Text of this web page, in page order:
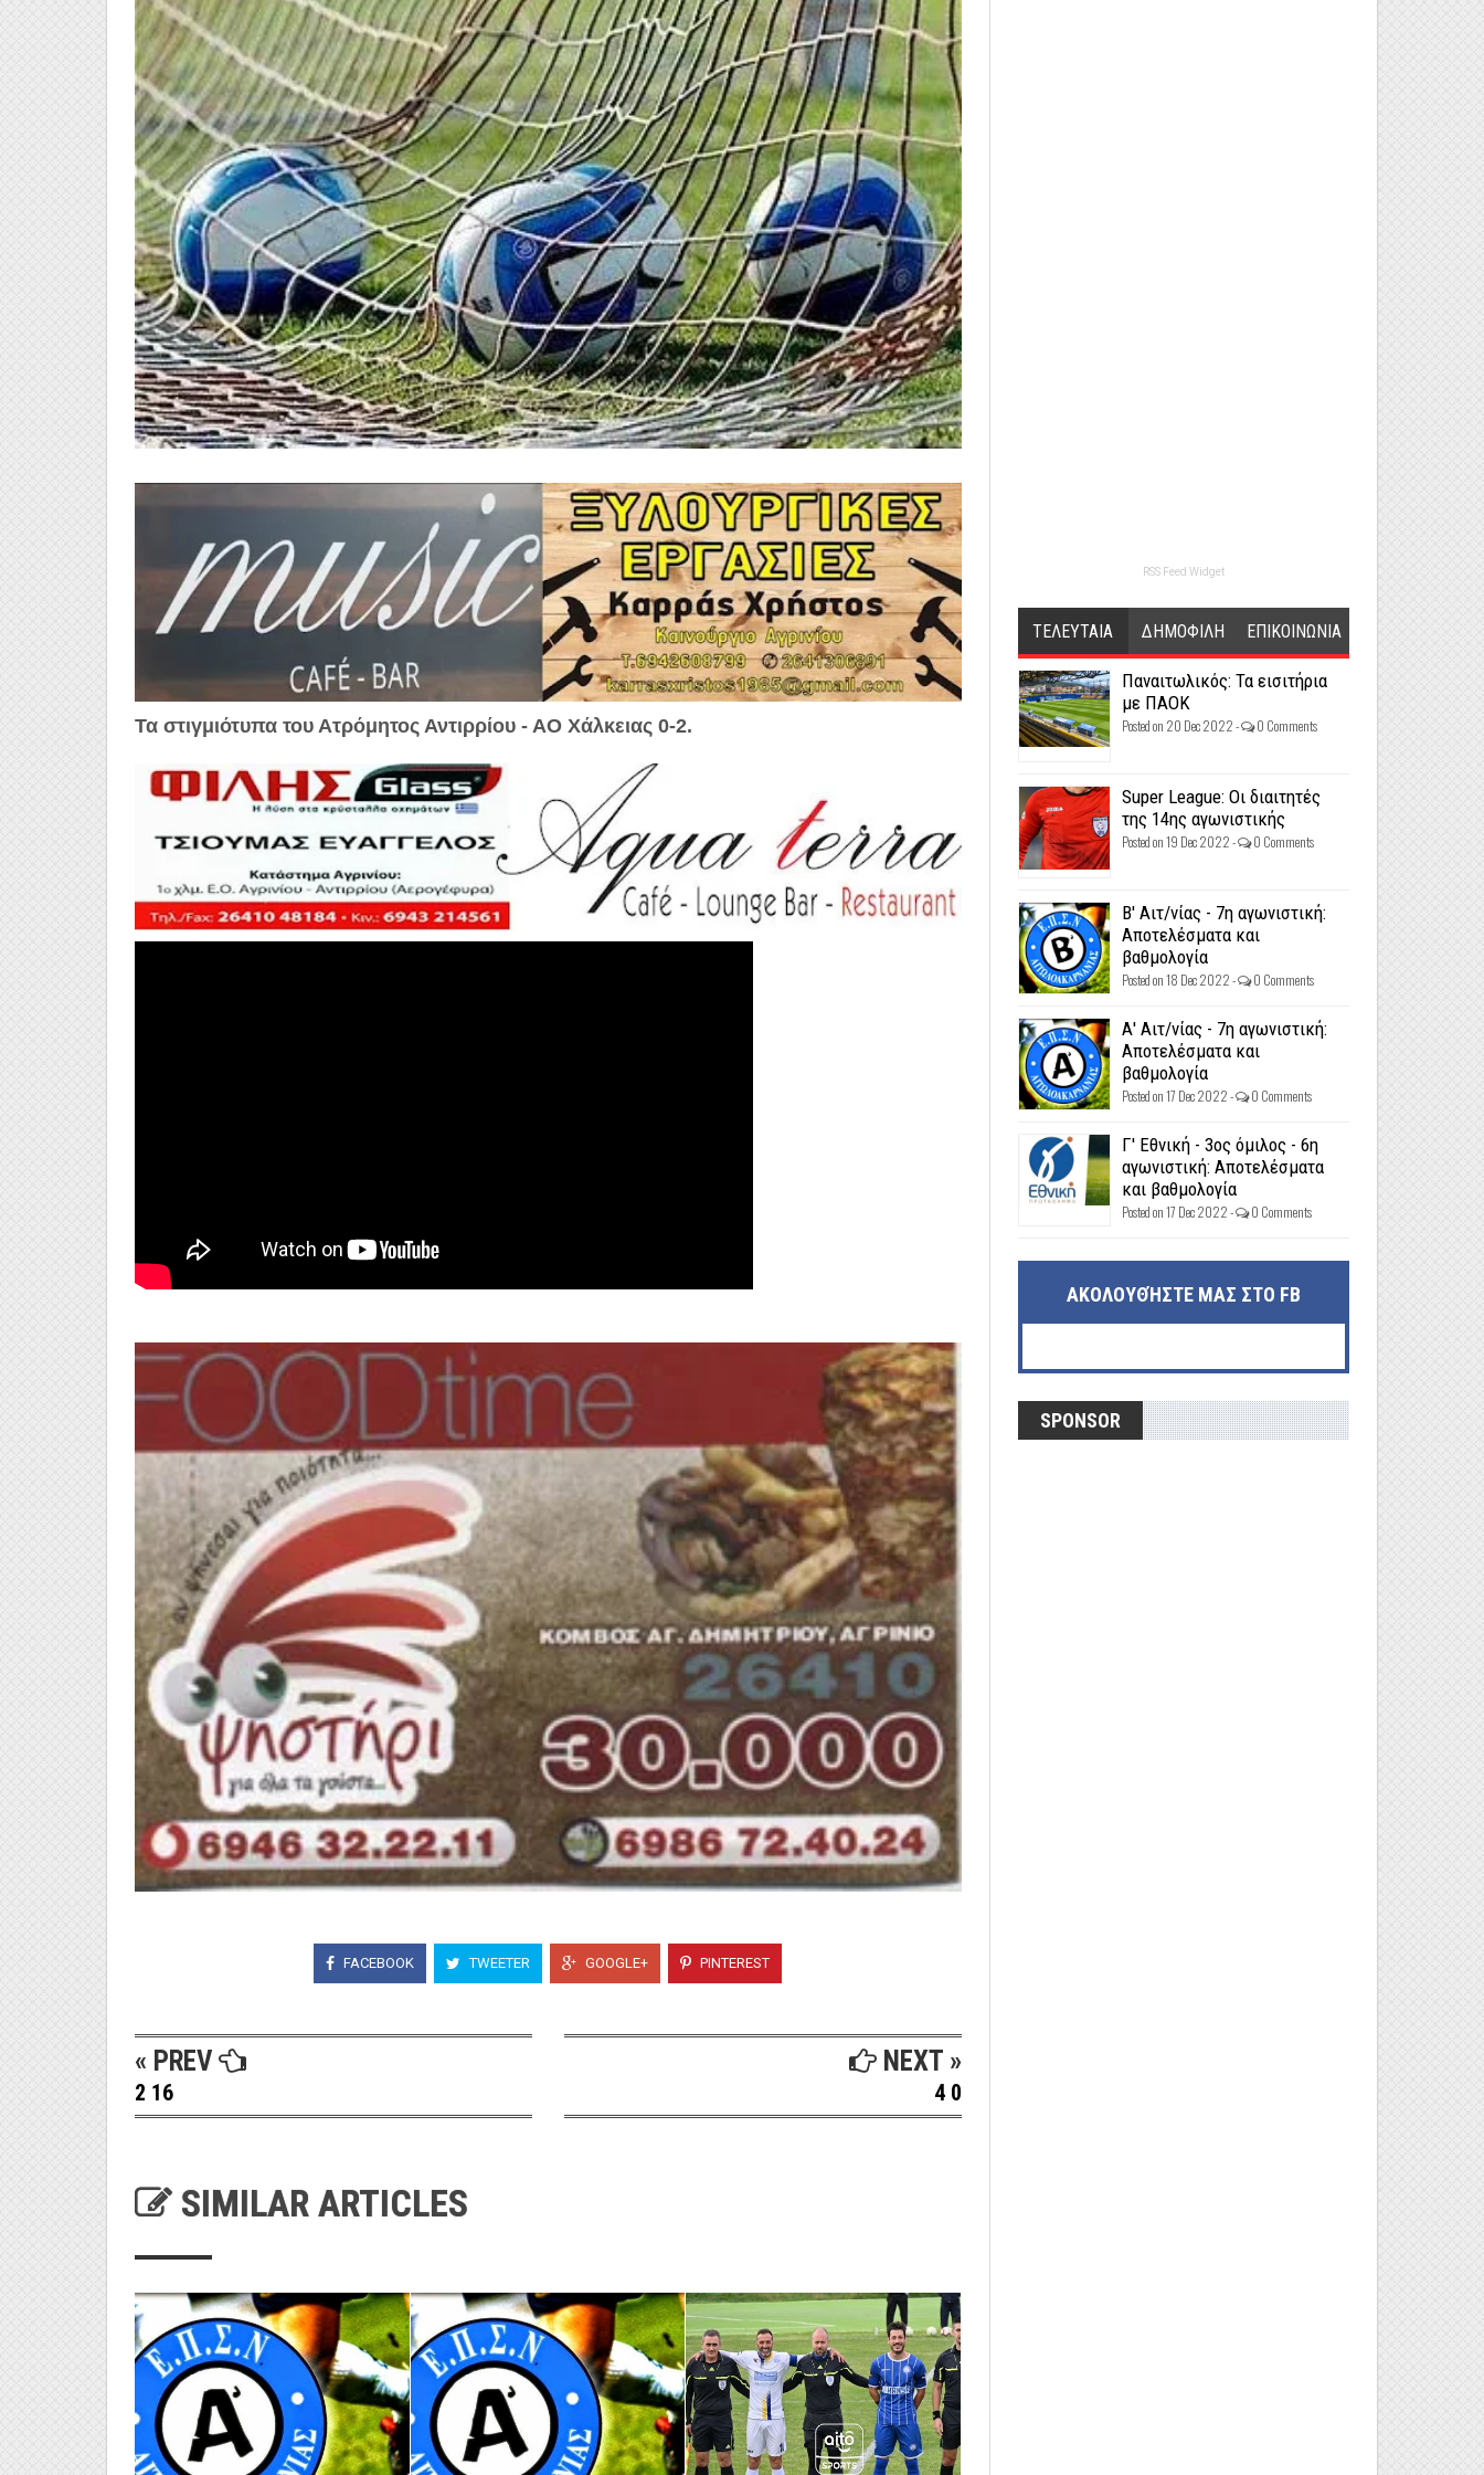
Τα στιγμιότυπα του Ατρόμητος Αντιρρίου - ΑΟ Χάλκειας 0-2.
FACEBOOK TWEETER GOOGLE+ PINTEREST
« PREV
2 16
NEXT »
4 0
SIMILAR ARTICLES
RSS Feed Widget
ΤΕΛΕΥΤΑΙΑ ΔΗΜΟΦΙΛΗ ΕΠΙΚΟΙΝΩΝΙΑ
Παναιτωλικός: Τα εισιτήρια
με ΠΑΟΚ
Posted on 20 Dec 2022 - 0 Comments
Super League: Οι διαιτητές
της 14ης αγωνιστικής
Posted on 19 Dec 2022 - 0 Comments
Β' Αιτ/νίας - 7η αγωνιστική:
Αποτελέσματα και
βαθμολογία
Posted on 18 Dec 2022 - 0 Comments
Α' Αιτ/νίας - 7η αγωνιστική:
Αποτελέσματα και
βαθμολογία
Posted on 17 Dec 2022 - 0 Comments
Γ' Εθνική - 3ος όμιλος - 6η
αγωνιστική: Αποτελέσματα
και βαθμολογία
Posted on 17 Dec 2022 - 0 Comments
ΑΚΟΛΟΥΘΉΣΤΕ ΜΑΣ ΣΤΟ FB
SPONSOR